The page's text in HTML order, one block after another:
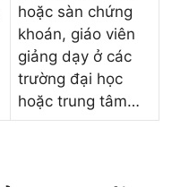
hoặc sàn chứng
khoán, giáo viên
giảng dạy ở các
trường đại học
hoặc trung tâm…